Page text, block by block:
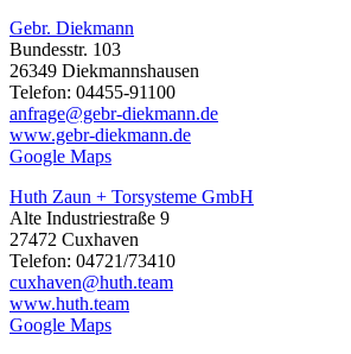
Gebr. Diekmann
Bundesstr. 103
26349 Diekmannshausen
Telefon: 04455-91100
anfrage@gebr-diekmann.de
www.gebr-diekmann.de
Google Maps
Huth Zaun + Torsysteme GmbH
Alte Industriestraße 9
27472 Cuxhaven
Telefon: 04721/73410
cuxhaven@huth.team
www.huth.team
Google Maps